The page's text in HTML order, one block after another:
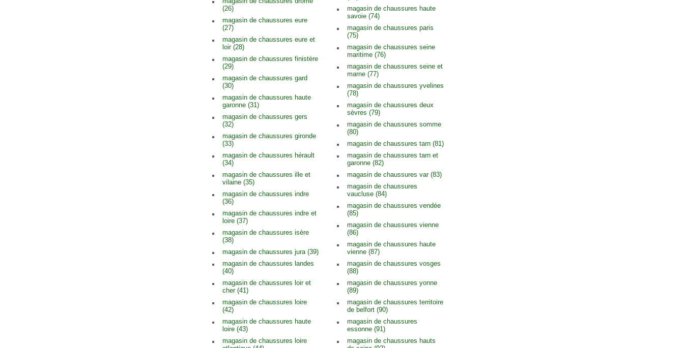
(26)
magasin de chaussures eure
(27)
magasin de chaussures eure et
loir (28)
magasin de chaussures finistère
(29)
magasin de chaussures gard
(30)
magasin de chaussures haute
garonne (31)
magasin de chaussures gers
(32)
magasin de chaussures gironde
(33)
magasin de chaussures hérault
(34)
magasin de chaussures ille et
vilaine (35)
magasin de chaussures indre
(36)
magasin de chaussures indre et
loire (37)
magasin de chaussures isère
(38)
magasin de chaussures jura (39)
magasin de chaussures landes
(40)
magasin de chaussures loir et
cher (41)
magasin de chaussures loire
(42)
magasin de chaussures haute
loire (43)
magasin de chaussures loire
magasin de chaussures haute
savoie (74)
magasin de chaussures paris
(75)
magasin de chaussures seine
maritime (76)
magasin de chaussures seine et
marne (77)
magasin de chaussures yvelines
(78)
magasin de chaussures deux
sèvres (79)
magasin de chaussures somme
(80)
magasin de chaussures tarn (81)
magasin de chaussures tarn et
garonne (82)
magasin de chaussures var (83)
magasin de chaussures
vaucluse (84)
magasin de chaussures vendée
(85)
magasin de chaussures vienne
(86)
magasin de chaussures haute
vienne (87)
magasin de chaussures vosges
(88)
magasin de chaussures yonne
(89)
magasin de chaussures territoire
de belfort (90)
magasin de chaussures
essonne (91)
magasin de chaussures hauts